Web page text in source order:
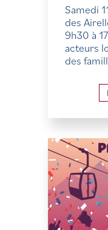
Samedi
des
9h30 à
acteurs
des